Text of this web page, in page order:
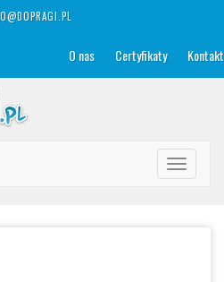
O nas Certyfikaty Kontakt
Toggle
navigation